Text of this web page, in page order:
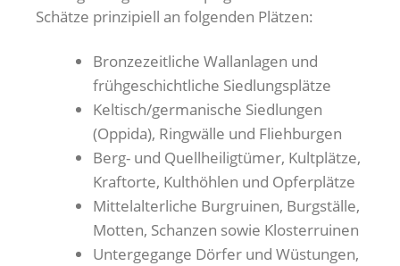
Schätze prinzipiell an folgenden Plätzen:
Bronzezeitliche Wallanlagen und
frühgeschichtliche Siedlungsplätze
Keltisch/germanische Siedlungen
(Oppida), Ringwälle und Fliehburgen
Berg- und Quellheiligtümer, Kultplätze,
Kraftorte, Kulthöhlen und Opferplätze
Mittelalterliche Burgruinen, Burgställe,
Motten, Schanzen sowie Klosterruinen
Untergegange Dörfer und Wüstungen,